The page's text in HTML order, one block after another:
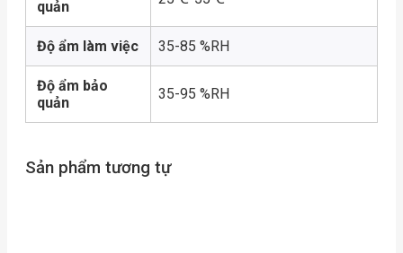
quản
Độ ẩm làm việc 35-85 %RH
Độ ẩm bảo
quản
35-95 %RH
Sản phẩm tương tự